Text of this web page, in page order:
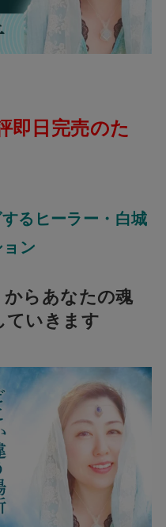
即日完売のた
るヒーラー・白城
ン
からあなたの魂
ていきます